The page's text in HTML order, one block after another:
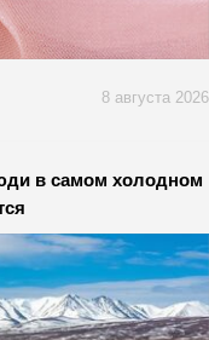
8 августа 2026
в самом холодном